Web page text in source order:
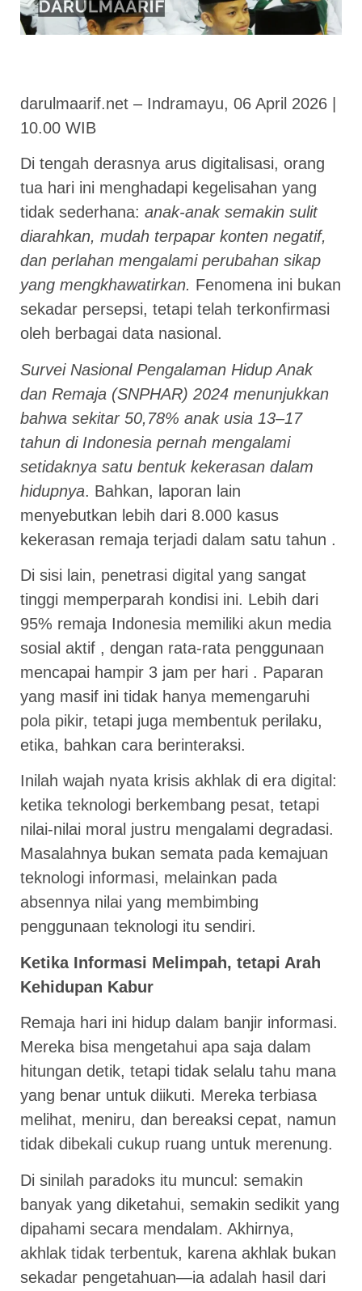
darulmaarif.net – Indramayu, 06 April 2026 |
10.00 WIB
Di tengah derasnya arus digitalisasi, orang
tua hari ini menghadapi kegelisahan yang
tidak sederhana: anak-anak semakin sulit
diarahkan, mudah terpapar konten negatif,
dan perlahan mengalami perubahan sikap
yang mengkhawatirkan. Fenomena ini bukan
sekadar persepsi, tetapi telah terkonfirmasi
oleh berbagai data nasional.
Survei Nasional Pengalaman Hidup Anak
dan Remaja (SNPHAR) 2024 menunjukkan
bahwa sekitar 50,78% anak usia 13–17
tahun di Indonesia pernah mengalami
setidaknya satu bentuk kekerasan dalam
hidupnya. Bahkan, laporan lain
menyebutkan lebih dari 8.000 kasus
kekerasan remaja terjadi dalam satu tahun .
Di sisi lain, penetrasi digital yang sangat
tinggi memperparah kondisi ini. Lebih dari
95% remaja Indonesia memiliki akun media
sosial aktif , dengan rata-rata penggunaan
mencapai hampir 3 jam per hari . Paparan
yang masif ini tidak hanya memengaruhi
pola pikir, tetapi juga membentuk perilaku,
etika, bahkan cara berinteraksi.
Inilah wajah nyata krisis akhlak di era digital:
ketika teknologi berkembang pesat, tetapi
nilai-nilai moral justru mengalami degradasi.
Masalahnya bukan semata pada kemajuan
teknologi informasi, melainkan pada
absennya nilai yang membimbing
penggunaan teknologi itu sendiri.
Ketika Informasi Melimpah, tetapi Arah
Kehidupan Kabur
Remaja hari ini hidup dalam banjir informasi.
Mereka bisa mengetahui apa saja dalam
hitungan detik, tetapi tidak selalu tahu mana
yang benar untuk diikuti. Mereka terbiasa
melihat, meniru, dan bereaksi cepat, namun
tidak dibekali cukup ruang untuk merenung.
Di sinilah paradoks itu muncul: semakin
banyak yang diketahui, semakin sedikit yang
dipahami secara mendalam. Akhirnya,
akhlak tidak terbentuk, karena akhlak bukan
sekadar pengetahuan—ia adalah hasil dari